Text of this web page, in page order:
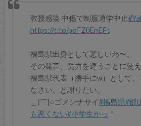
教授感染 中傷で制服通学中止
https://t.co/poFZ0EnEFt
福島県出身として悲しいわ〜。
その発言、労力を違うことに使
福島県代表（勝手にw）として
なさい。と謝りたい。
＿|￣|○ゴメンナサイ#福島県#郡
も悪くない#小学生かっ ！